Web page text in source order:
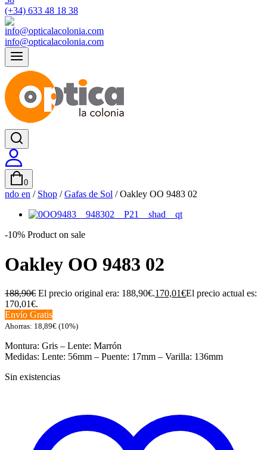
(+34) 633 48 18 38
info@opticalacolonia.com
0
ndo en / Shop / Gafas de Sol / Oakley OO 9483 02
-10% Product on sale
Oakley OO 9483 02
188,90€ El precio original era: 188,90€.170,01€El precio actual es:
170,01€.
Envío Gratis
Ahorras: 18,89€ (10%)
Montura: Gris – Lente: Marrón
Medidas: Lente: 56mm – Puente: 17mm – Varilla: 136mm
Sin existencias